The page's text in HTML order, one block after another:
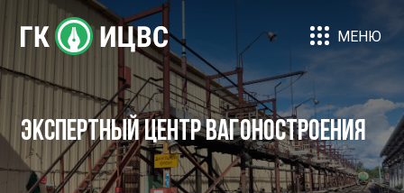
МЕНЮ
Экспертный Центр вагоностроения